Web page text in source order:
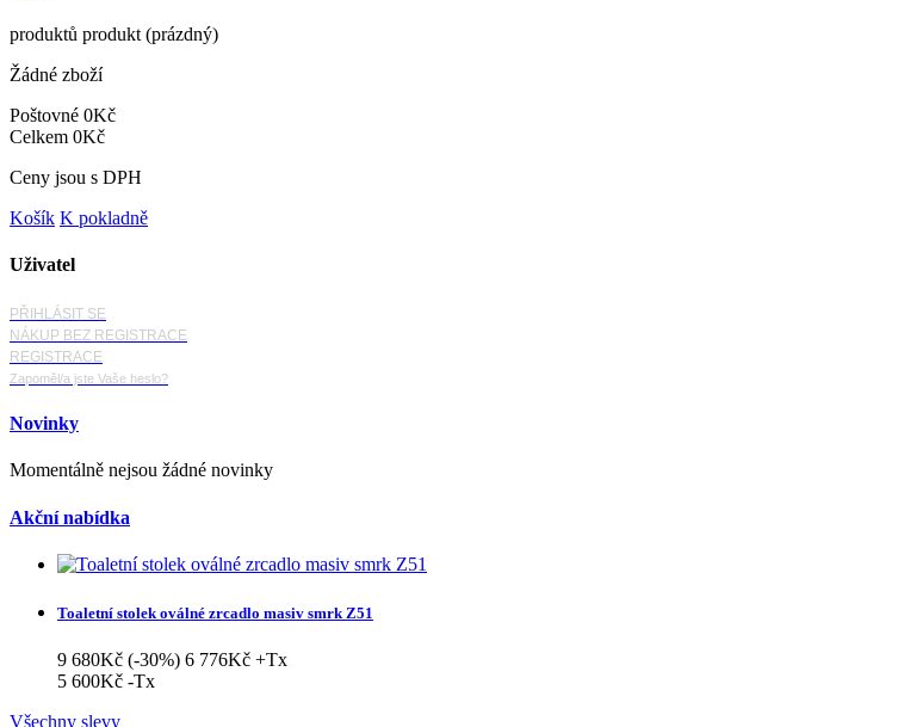
produktů produkt (prázdný)
Žádné zboží
Poštovné 0Kč
Celkem 0Kč
Ceny jsou s DPH
Košík K pokladně
Uživatel
PŘIHLÁSIT SE
NÁKUP BEZ REGISTRACE
REGISTRACE
Zapoměl/a jste Vaše heslo?
Novinky
Momentálně nejsou žádné novinky
Akční nabídka
Toaletní stolek oválné zrcadlo masiv smrk Z51
9 680Kč (-30%) 6 776Kč +Tx
5 600Kč -Tx
Všechny slevy